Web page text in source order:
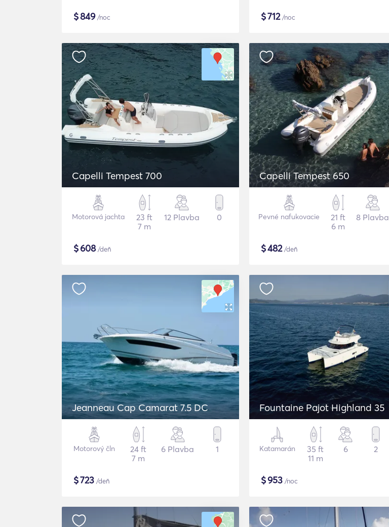
$849/noc $712/noc
Capelli Tempest 700
Motorová jachta
23 ft
7 m
12 Plavba 0
$608/deň
Capelli Tempest 650
Pevné nafukovacie
21 ft
6 m
8 Plavba
$482/deň
Jeanneau Cap Camarat 7.5 DC
Motorový čln
24 ft
7 m
6 Plavba 1
$723 /deň
Fountaine Pajot Highland 35
Katamarán
35 ft
11 m
6 2
$953 /noc